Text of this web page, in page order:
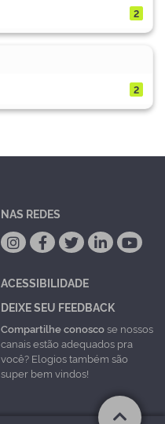
2
2
NAS REDES
ACESSIBILIDADE
DEIXE SEU FEEDBACK
Compartilhe conoscose nossos
canais estão adequados pra
você? Elogios também são
super bem vindos!